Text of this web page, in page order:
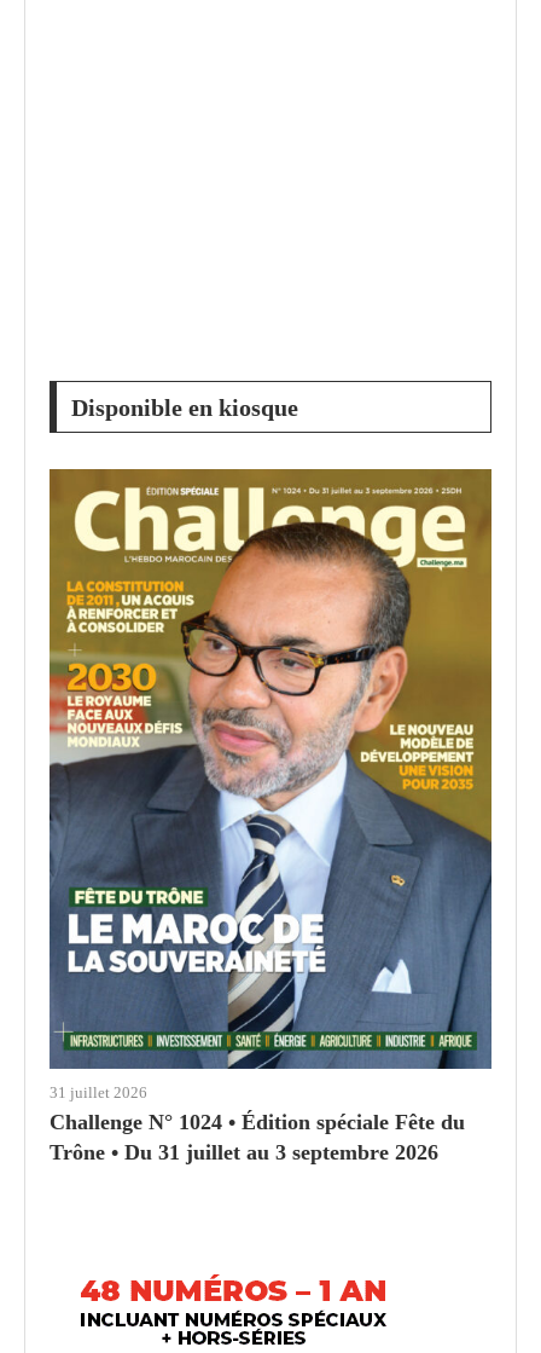
Disponible en kiosque
31 juillet 2026
Challenge N° 1024 • Édition spéciale Fête du
Trône • Du 31 juillet au 3 septembre 2026